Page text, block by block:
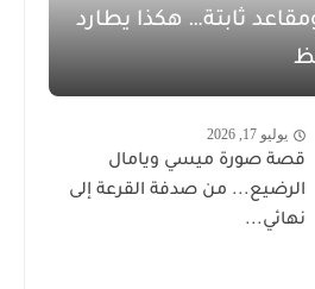
ثابتة… هكذا يطارد
يوليو 17, 2026
قصة صورة ميسي ويامال
الرضيع... من صدفة القرعة إلى
نهائي...